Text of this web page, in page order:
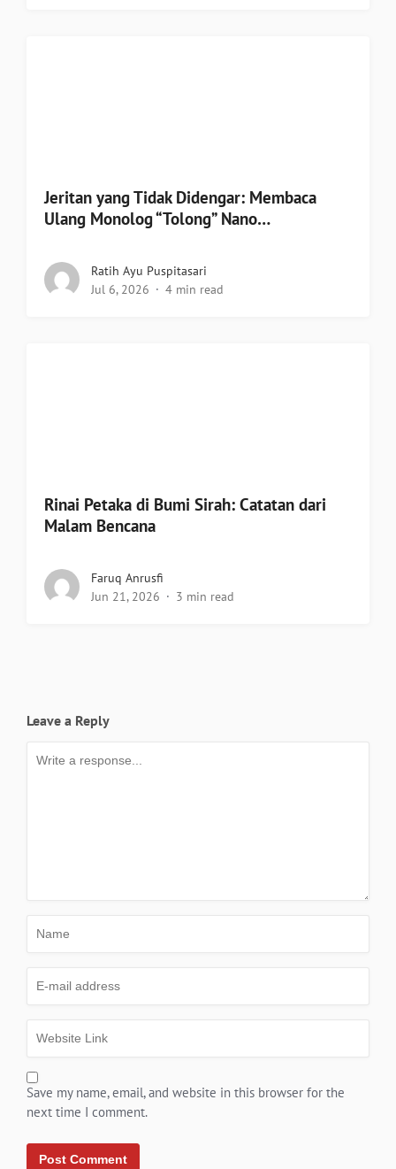
Jeritan yang Tidak Didengar: Membaca
Ulang Monolog “Tolong” Nano…
Ratih Ayu Puspitasari
Jul 6, 2026
4 min read
Rinai Petaka di Bumi Sirah: Catatan dari
Malam Bencana
Faruq Anrusfi
Jun 21, 2026
3 min read
Leave a Reply
Save my name, email, and website in this browser for the
next time I comment.